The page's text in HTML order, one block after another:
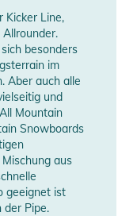
Kicker Line,
besonders
im
Aber auch alle
und
Mountain
Snowboards
aus
geeignet ist
Pipe.